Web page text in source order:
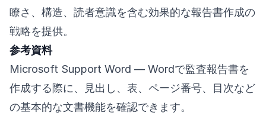
瞭さ、構造、読者意識を含む効果的な報告書作成の
戦略を提供。
参考資料
Microsoft Support Word — Wordで監査報告書を
作成する際に、見出し、表、ページ番号、目次など
の基本的な文書機能を確認できます。